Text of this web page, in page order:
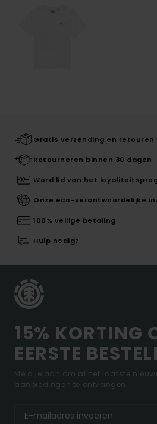
Gratis verzending en retouren
Retourneren binnen 30 dagen
Word lid van het
Onze eco-verantwoordelijke
100% veilige betaling
Hulp nodig?
15% KORTING
EERSTE
Meld je aan om al het laatste
aanbiedingen te ontvangen.